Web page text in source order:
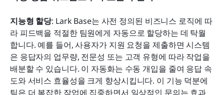
지능형 할당: Lark Base는 사전 정의된 비즈니스 로직에 따
라 피드백을 적절한 팀원에게 자동으로 할당하는 데 탁월
합니다. 예를 들어, 사용자가 지원 요청을 제출하면 시스템
은 응답자의 업무량, 전문성 또는 고객 유형에 따라 작업을
배분할 수 있습니다. 이 자동화는 수동 개입을 줄여 응답 속
도와 서비스 효율성을 크게 향상시킵니다. 이 기능 덕분에
팀은 더 복잡한 작업에 집중하면서 일상적인 문의는 효과